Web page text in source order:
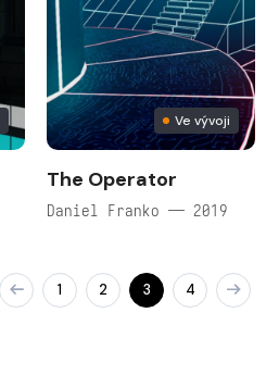
Ve vývoji
The Operator
Daniel Franko — 2019
1 2 3 4